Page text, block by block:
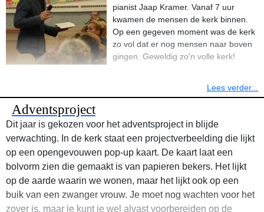
pianist Jaap Kramer. Vanaf 7 uur
kwamen de mensen de kerk binnen.
Op een gegeven moment was de kerk
zo vol dat er nog mensen naar boven
gingen. Geweldig zo'n volle kerk!
luisteren naar liederen van Martin Brand en luisteren naar zijn
woord vanuit het Woord van God. Zijn verkondiging ging over de
liefde van God die onvoorwaardelijk is. Wat wij ook verkeerd
hebben gedaan, wij mogen er altijd mee naar God toe gaan. Hij wil
ons vergeven. Het was een hele warme dienst!
Lees verder...
Adventsproject
Dit jaar is gekozen voor het adventsproject in blijde
verwachting. In de kerk staat een projectverbeelding die lijkt
op een opengevouwen pop-up kaart. De kaart laat een
bolvorm zien die gemaakt is van papieren bekers. Het lijkt
op de aarde waarin we wonen, maar het lijkt ook op een
buik van een zwanger vrouw. Je moet nog wachten voor het
zover is, maar je kunt je wel alvast voorbereiden op de